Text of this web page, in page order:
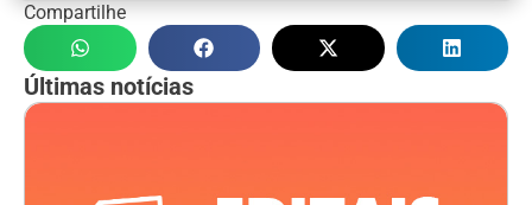
Compartilhe
Últimas notícias